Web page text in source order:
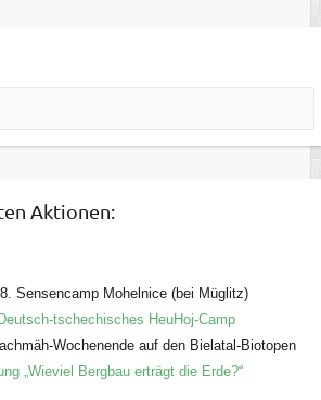
Aktionen:
Sensencamp Mohelnice (bei Müglitz)
tschechisches HeuHoj-Camp
Wochenende auf den Bielatal-Biotopen
„Wieviel Bergbau erträgt die Erde?“